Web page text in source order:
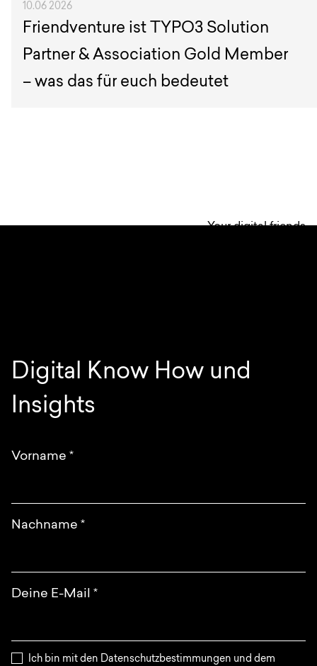
10.06 2026
Friendventure ist TYPO3 Solution
Partner & Association Gold Member
– was das für euch bedeutet
Your digital friends
Digital Know How und
Insights
Vorname *
Nachname *
Deine E-Mail *
Ich bin mit den Datenschutzbestimmungen und dem